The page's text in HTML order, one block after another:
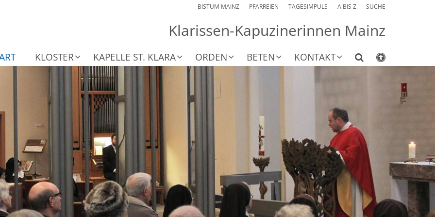
BISTUM MAINZ PFARREIEN TAGESIMPULS A BIS Z SUCHE
Klarissen-Kapuzinerinnen Mainz
KLOSTER KAPELLE ST. KLARA ORDEN BETEN KONTAKT